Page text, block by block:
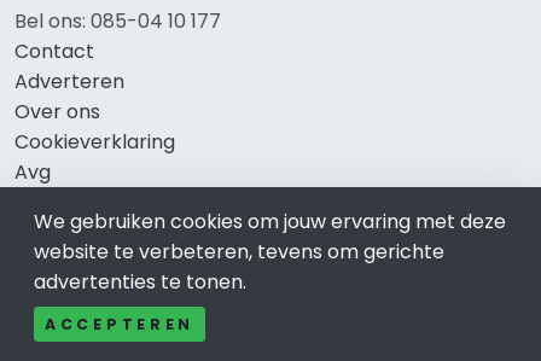
Bel ons: 085-04 10 177
Contact
Adverteren
Over ons
Cookieverklaring
Avg
Direct naar
We gebruiken cookies om jouw ervaring met deze
website te verbeteren, tevens om gerichte
advertenties te tonen.
ACCEPTEREN